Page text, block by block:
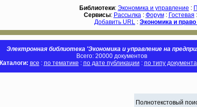
Библиотеки: Экономика и управление :
Сервисы: Рассылка: Форум: Гостевая :
Добавить URL : Экономика и право
Электронная библиотека 'Экономика и управление на
Всего: 20000 документов
Каталоги: все : по тематике : по дате публикации : по типу документа
Полнотекстовый